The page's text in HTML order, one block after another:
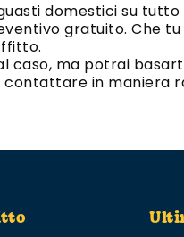
domestici su tutto
gratuito. Che
caso, ma potrai
in maniera